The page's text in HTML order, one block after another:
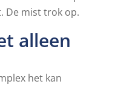
De mist trok op.
alleen
het kan